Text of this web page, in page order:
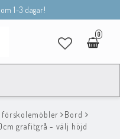
1-3 dagar!
0
Bord
grafitgrå - välj höjd